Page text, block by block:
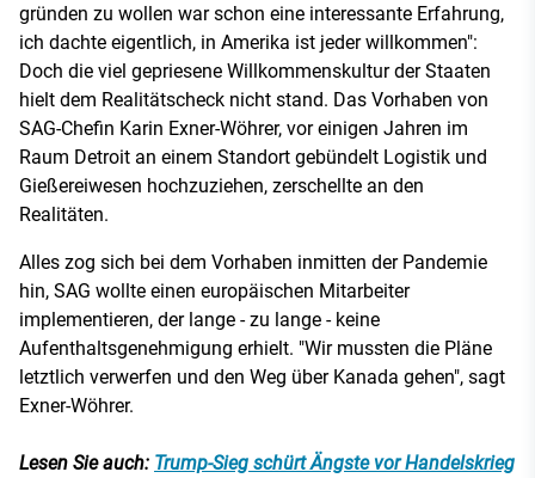
gründen zu wollen war schon eine interessante Erfahrung,
ich dachte eigentlich, in Amerika ist jeder willkommen":
Doch die viel gepriesene Willkommenskultur der Staaten
hielt dem Realitätscheck nicht stand. Das Vorhaben von
SAG-Chefin Karin Exner-Wöhrer, vor einigen Jahren im
Raum Detroit an einem Standort gebündelt Logistik und
Gießereiwesen hochzuziehen, zerschellte an den
Realitäten.
Alles zog sich bei dem Vorhaben inmitten der Pandemie
hin, SAG wollte einen europäischen Mitarbeiter
implementieren, der lange - zu lange - keine
Aufenthaltsgenehmigung erhielt. "Wir mussten die Pläne
letztlich verwerfen und den Weg über Kanada gehen", sagt
Exner-Wöhrer.
Lesen Sie auch: Trump-Sieg schürt Ängste vor Handelskrieg